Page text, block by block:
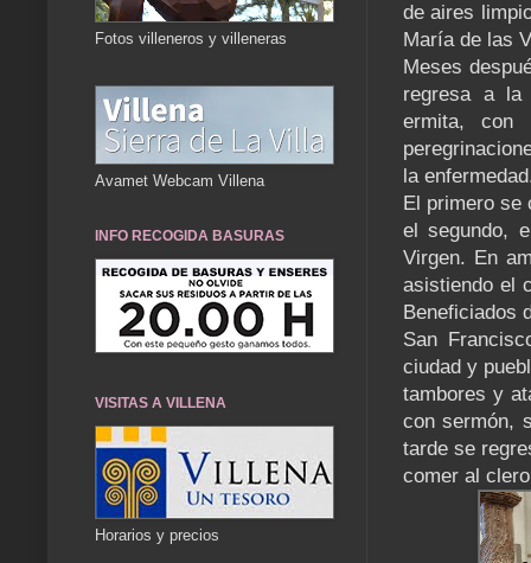
de aires
María de las
Meses
regresa a la
ermita, con
la
El primero se
el segundo,
Virgen. En
asistiendo el
Beneficiados
San
ciudad y
tambores y
con sermón,
tarde se
comer al
Fotos villeneros y villeneras
Avamet Webcam Villena
INFO RECOGIDA BASURAS
VISITAS A VILLENA
Horarios y precios